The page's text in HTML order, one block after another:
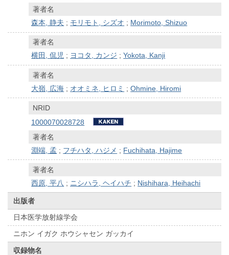
著者名
森本, 静夫 ; モリモト, シズオ ; Morimoto, Shizuo
著者名
横田, 侃児 ; ヨコタ, カンジ ;Yokota, Kanji
著者名
大嶺, 広海 ; オオミネ, ヒロミ ;Ohmine, Hiromi
NRID
1000070028728
著者名
淵端, 孟 ; フチハタ, ハジメ ; Fuchihata, Hajime
著者名
西原, 平八 ; ニシハラ, ヘイハチ ; Nishihara, Heihachi
出版者
日本医学放射線学会
ニホン イガク ホウシャセン ガッカイ
収録物名